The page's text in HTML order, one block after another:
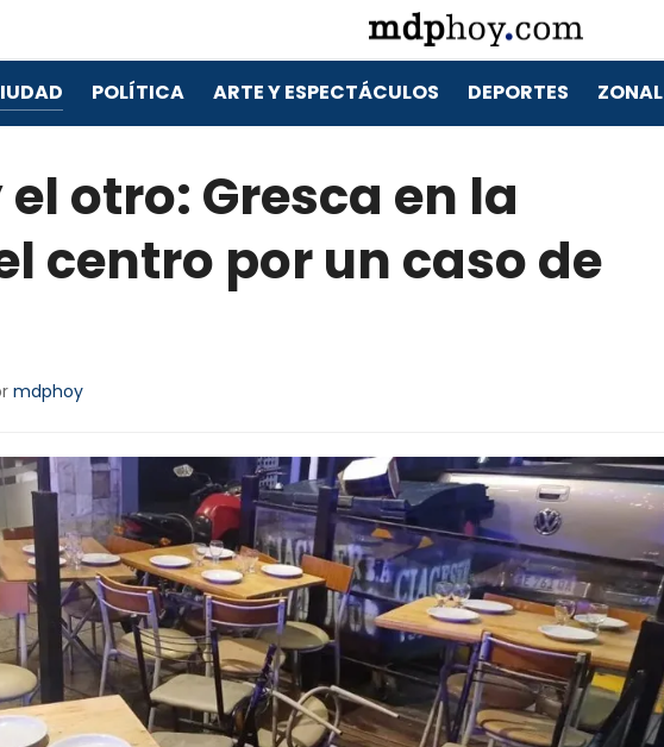
POLÍTICA ARTE Y ESPECTÁCULOS DEPORTES ZONAL
el otro: Gresca en la
centro por un caso de
mdphoy